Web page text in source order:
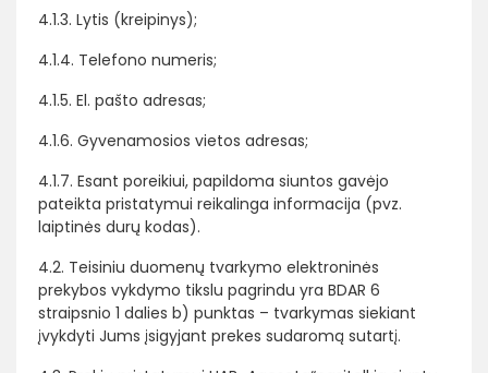
4.1.3. Lytis (kreipinys);
4.1.4. Telefono numeris;
4.1.5. El. pašto adresas;
4.1.6. Gyvenamosios vietos adresas;
4.1.7. Esant poreikiui, papildoma siuntos gavėjo
pateikta pristatymui reikalinga informacija (pvz.
laiptinės durų kodas).
4.2. Teisiniu duomenų tvarkymo elektroninės
prekybos vykdymo tikslu pagrindu yra BDAR 6
straipsnio 1 dalies b) punktas – tvarkymas siekiant
įvykdyti Jums įsigyjant prekes sudaromą sutartį.